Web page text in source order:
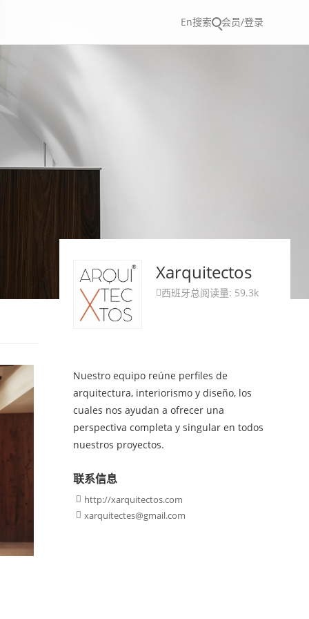
En搜索 会员/登录
Xarquitectos
 西班牙总阅读量: 59.3k
Nuestro equipo reúne perfiles de
arquitectura, interiorismo y diseño, los
cuales nos ayudan a ofrecer una
perspectiva completa y singular en todos
nuestros proyectos.
联系信息
 http://xarquitectos.com
 xarquitectes@gmail.com